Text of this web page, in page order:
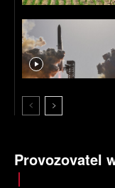
Provozovatel